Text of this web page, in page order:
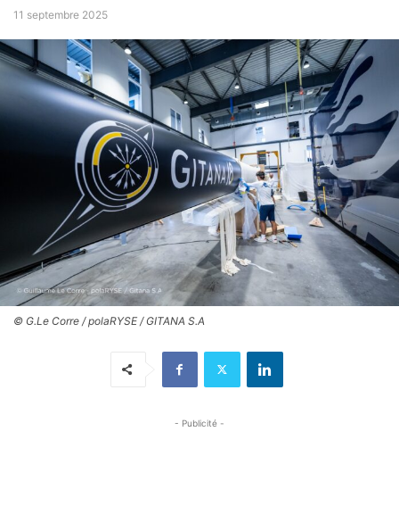
11 septembre 2025
© G.Le Corre / polaRYSE / GITANA S.A
- Publicité -